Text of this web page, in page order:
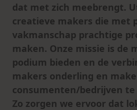
dat met zich meebrengt.
creatieve makers die met
vakmanschap prachtige
maken. Onze missie is de
podium bieden en de
makers onderling en
consumenten/bedrijven
Zo zorgen we ervoor dat